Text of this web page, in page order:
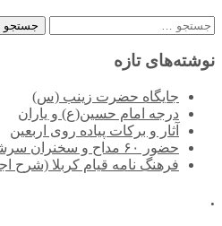
جستجو
نوشته‌های تازه
جایگاه حضرت زینب (س)
درجه امام حسین(ع) و یاران
آثار و برکات پیاده روی اربعین
حضور ۶۰ مداح و سخنران سرشناس در اربعین امسال
فرهنگ نامه قیام کربلا (شرح
.